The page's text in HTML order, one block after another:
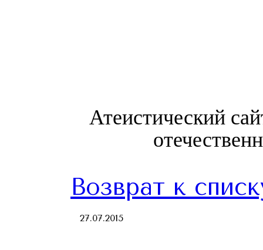
Атеистический
Возврат к
27.07.2015